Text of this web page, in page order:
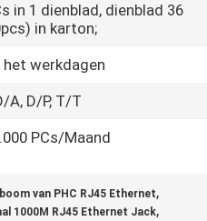
in 1 dienblad, dienblad 36
in karton;
het werkdagen
A, D/P, T/T
PCs/Maand
van PHC RJ45 Ethernet,
1000M RJ45 Ethernet Jack,